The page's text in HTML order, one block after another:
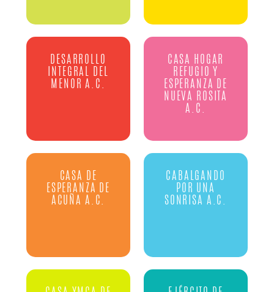
DESARROLLO
INTEGRAL DEL
MENOR A.C.
CASA HOGAR
REFUGIO Y
ESPERANZA DE
NUEVA ROSITA
A.C.
CASA DE
ESPERANZA DE
ACUÑA A.C.
CABALGANDO
POR UNA
SONRISA A.C.